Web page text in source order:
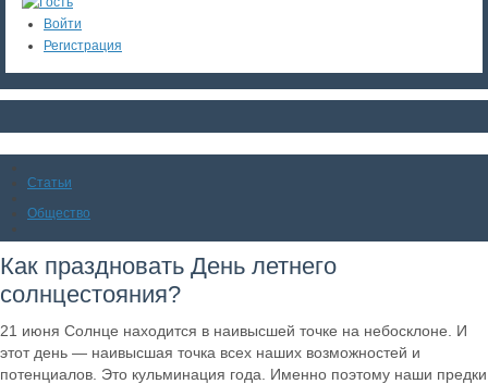
Войти
Регистрация
Статьи
Общество
Как праздновать День летнего
солнцестояния?
21 июня Солнце находится в наивысшей точке на небосклоне. И
этот день — наивысшая точка всех наших возможностей и
потенциалов. Это кульминация года. Именно поэтому наши предки